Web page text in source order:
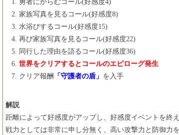
勇者にからむコール(好感度4)
家族写真を見るコール(好感度8)
水浴びするコール(好感度15)
再び家族写真を見るコール(好感度22)
同行した理由を語るコール(好感度36)
世界をクリアするとコールのエピローグ発生
クリア報酬
「守護者の盾」 を入手
解説
距離によって好感度がアップし、好感度イベントを終
戦力としては非常に申し分無く、高い攻撃力と防御力